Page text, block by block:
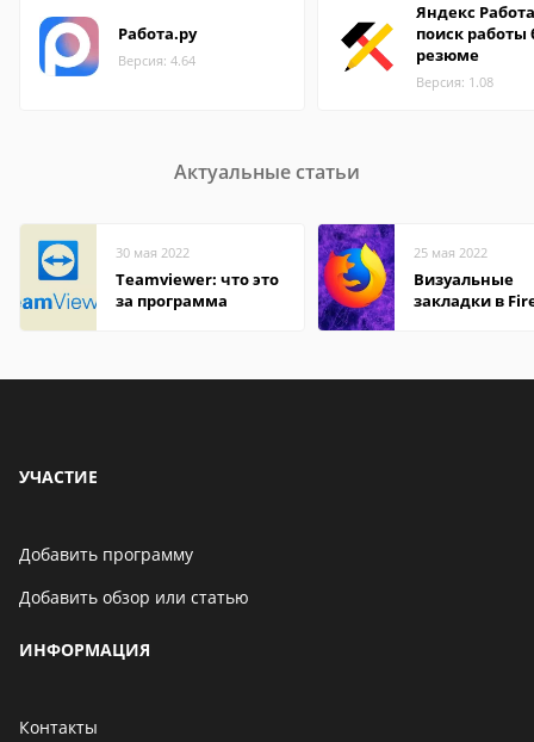
Работа.ру
Версия: 4.64
Яндекс
поиск работы
резюме
Версия: 1.08
Актуальные статьи
30 мая 2022
Teamviewer: что это
за программа
25 мая 2022
Визуальные
закладки в
УЧАСТИЕ
Добавить программу
Добавить обзор или статью
ИНФОРМАЦИЯ
Контакты